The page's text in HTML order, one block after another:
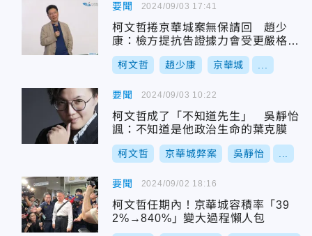
要聞
柯文哲捲京華城案無保請回 趙少
康：檢方提抗告證據力會受更嚴格檢
視
柯文哲 趙少康 京華城
2024/09/03 17:41
要聞
柯文哲成了「不知道先生」 吳靜怡
諷：不知道是他政治生命的葉克膜
柯文哲 京華城弊案 吳靜怡
2024/09/03 10:22
要聞
柯文哲任期內！京華城容積率「39
2%→840%」變大過程懶人包
2024/09/02 18:16